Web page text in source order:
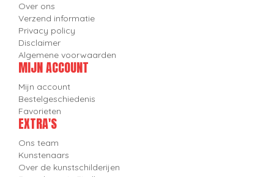
Over ons
Verzend informatie
Privacy policy
Disclaimer
Algemene voorwaarden
MIJN ACCOUNT
Mijn account
Bestelgeschiedenis
Favorieten
EXTRA'S
Ons team
Kunstenaars
Over de kunstschilderijen